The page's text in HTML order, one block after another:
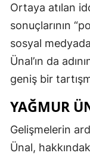
Ortaya atılan
sonuçlarının
sosyal
Ünal’ın da
geniş bir
YAĞMUR
Gelişmelerin
Ünal,